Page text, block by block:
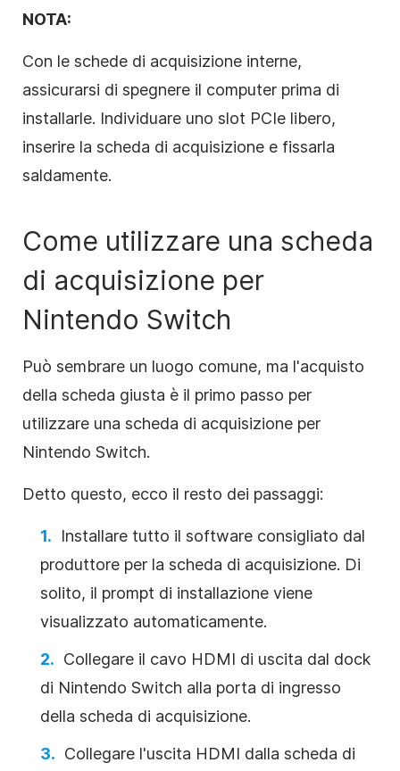
NOTA:
Con le schede di acquisizione interne,
assicurarsi di spegnere il computer prima di
installarle. Individuare uno slot PCIe libero,
inserire la scheda di acquisizione e fissarla
saldamente.
Come utilizzare una scheda
di acquisizione per
Nintendo Switch
Può sembrare un luogo comune, ma l'acquisto
della scheda giusta è il primo passo per
utilizzare una scheda di acquisizione per
Nintendo Switch.
Detto questo, ecco il resto dei passaggi:
Installare tutto il software consigliato dal
produttore per la scheda di acquisizione. Di
solito, il prompt di installazione viene
visualizzato automaticamente.
Collegare il cavo HDMI di uscita dal dock
di Nintendo Switch alla porta di ingresso
della scheda di acquisizione.
Collegare l'uscita HDMI dalla scheda di